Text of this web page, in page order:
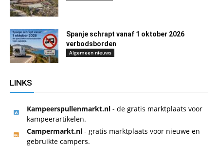
Spanje schrapt vanaf 1 oktober 2026
verbodsborden
Algemeen nieuws
LINKS
Kampeerspullenmarkt.nl - de gratis marktplaats voor
kampeerartikelen.
Campermarkt.nl - gratis marktplaats voor nieuwe en
gebruikte campers.